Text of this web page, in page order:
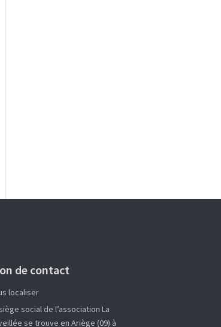
de contact
localiser
social de l’association La
se trouve en Ariège (09) à